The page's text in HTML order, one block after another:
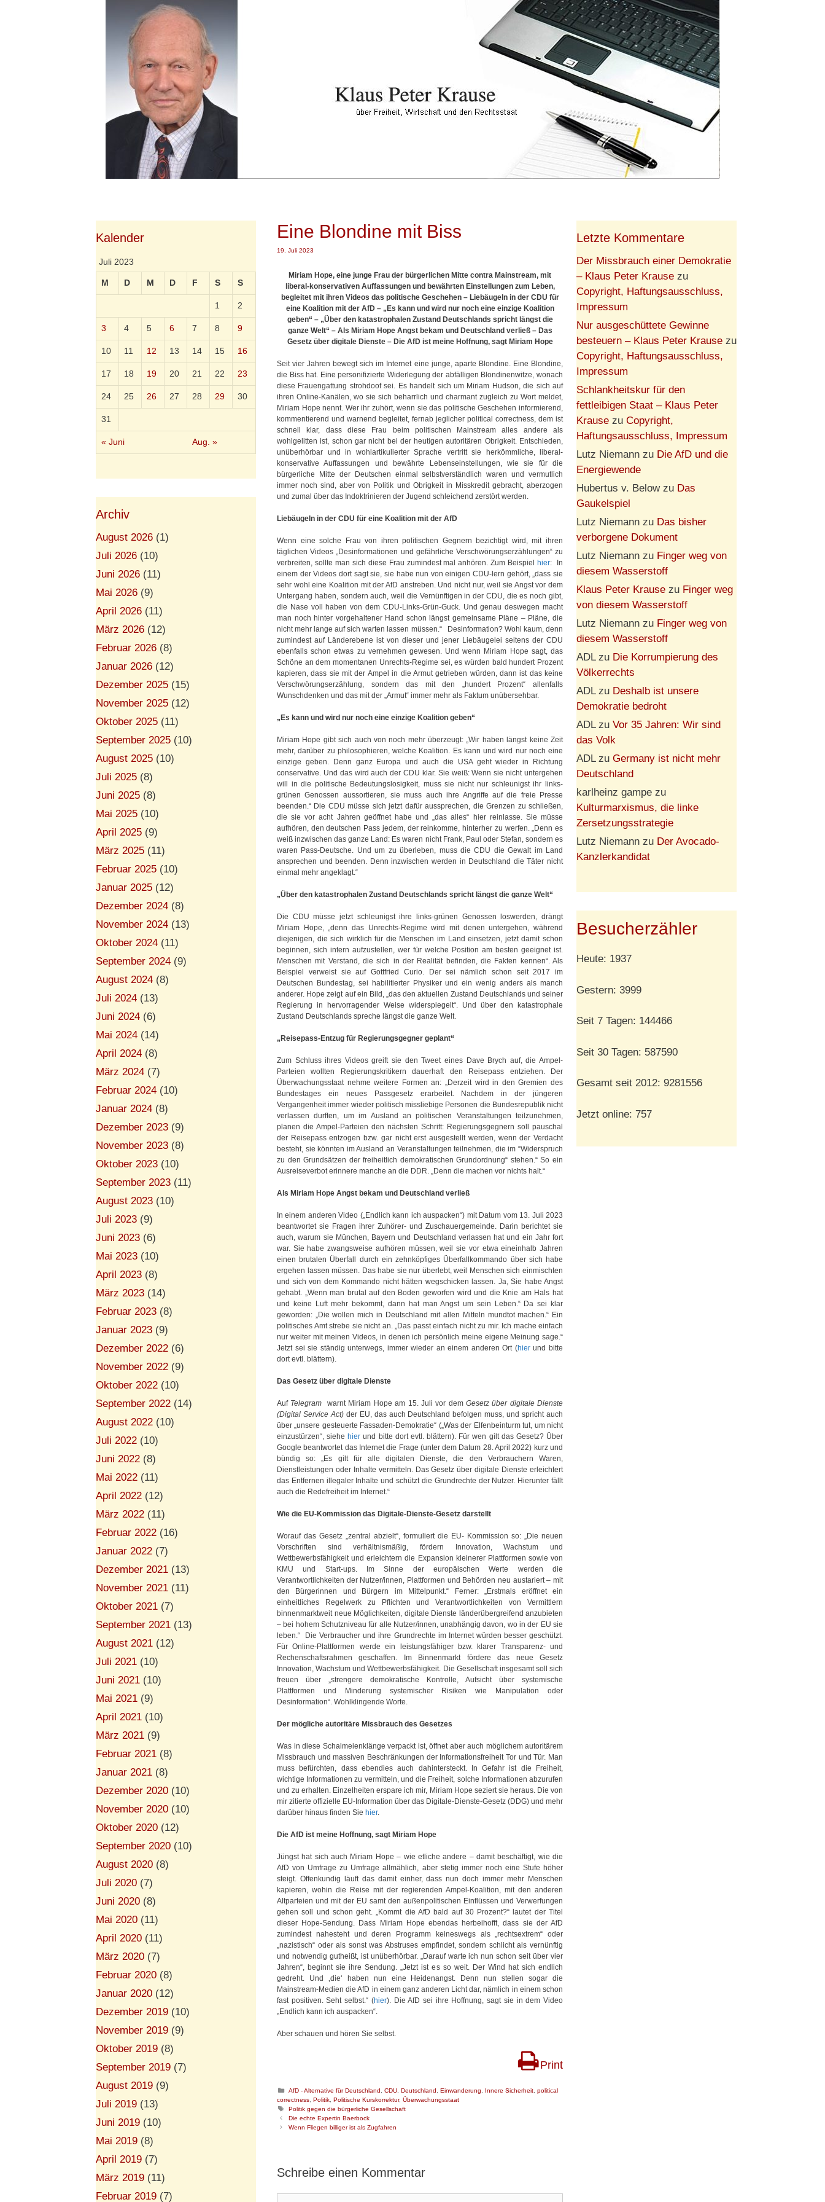
Eine Blondine mit Biss
19. Juli 2023
Miriam Hope, eine junge Frau der bürgerlichen Mitte contra Mainstream, mit
liberal-konservativen Auffassungen und bewährten Einstellungen zum Leben,
begleitet mit ihren Videos das politische Geschehen – Liebäugeln in der CDU für
eine Koalition mit der AfD – „Es kann und wird nur noch eine einzige Koalition
geben“ – „Über den katastrophalen Zustand Deutschlands spricht längst die
ganze Welt“ – Als Miriam Hope Angst bekam und Deutschland verließ – Das
Gesetz über digitale Dienste – Die AfD ist meine Hoffnung, sagt Miriam Hope
Seit vier Jahren bewegt sich im Internet eine junge, aparte Blondine. Eine Blondine,
die Biss hat. Eine personifizierte Widerlegung der abfälligen Blondinenwitze, wonach
diese Frauengattung strohdoof sei. Es handelt sich um Miriam Hudson, die sich auf
ihren Online-Kanälen, wo sie sich beharrlich und charmant zugleich zu Wort meldet,
Miriam Hope nennt. Wer ihr zuhört, wenn sie das politische Geschehen informierend,
kommentierend und warnend begleitet, fernab jeglicher political correctness, dem ist
schnell klar, dass diese Frau beim politischen Mainstream alles andere als
wohlgelitten ist, schon gar nicht bei der heutigen autoritären Obrigkeit. Entschieden,
unüberhörbar und in wohlartikulierter Sprache vertritt sie herkömmliche, liberal-
konservative Auffassungen und bewährte Lebenseinstellungen, wie sie für die
bürgerliche Mitte der Deutschen einmal selbstverständlich waren und vermutlich
immer noch sind, aber von Politik und Obrigkeit in Misskredit gebracht, aberzogen
und zumal über das Indoktrinieren der Jugend schleichend zerstört werden.
Liebäugeln in der CDU für eine Koalition mit der AfD
Wenn eine solche Frau von ihren politischen Gegnern bezichtigt wird, mit ihren
täglichen Videos „Desinformationen und gefährliche Verschwörungserzählungen“ zu
verbreiten, sollte man sich diese Frau zumindest mal anhören. Zum Beispiel
hier: In
einem der Videos dort sagt sie, sie habe nun von einigen CDU-lern gehört, „dass sie
sehr wohl eine Koalition mit der AfD anstreben. Und nicht nur, weil sie Angst vor dem
Untergang haben, sondern auch, weil die Vernünftigen in der CDU, die es noch gibt,
die Nase voll haben von dem CDU-Links-Grün-Guck. Und genau deswegen macht
man noch hinter vorgehaltener Hand schon längst gemeinsame Pläne – Pläne, die
nicht mehr lange auf sich warten lassen müssen.“ Desinformation? Wohl kaum, denn
zumindest auf Länderebene ist von dieser und jener Liebäugelei seitens der CDU
ebenfalls schon etwas zu vernehmen gewesen. Und wenn Miriam Hope sagt, das
Schöne an dem momentanen Unrechts-Regime sei, es würden bald hundert Prozent
kapieren, dass sie mit der Ampel in die Armut getrieben würden, dann ist das keine
Verschwörungserzählung, sondern das mit den „hundert Prozent“ allenfalls
Wunschdenken und das mit der „Armut“ immer mehr als Faktum unübersehbar.
„Es kann und wird nur noch eine einzige Koalition geben“
Miriam Hope gibt sich auch von noch mehr überzeugt: „Wir haben längst keine Zeit
mehr, darüber zu philosophieren, welche Koalition. Es kann und wird nur noch eine
einzige geben. Denn ganz Europa und auch die USA geht wieder in Richtung
conservative. Und das wird auch der CDU klar. Sie weiß: Wenn sie nicht untergehen
will in die politische Bedeutungslosigkeit, muss sie nicht nur schleunigst ihr links-
grünen Genossen aussortieren, sie muss auch ihre Angriffe auf die freie Presse
beenden.“ Die CDU müsse sich jetzt dafür aussprechen, die Grenzen zu schließen,
die sie vor acht Jahren geöffnet habe und „das alles“ hier reinlasse. Sie müsse
aufhören, den deutschen Pass jedem, der reinkomme, hinterher zu werfen. „Denn es
weiß inzwischen das ganze Land: Es waren nicht Frank, Paul oder Stefan, sondern es
waren Pass-Deutsche. Und um zu überleben, muss die CDU die Gewalt im Land
ansprechen und beenden. Denn inzwischen werden in Deutschland die Täter nicht
einmal mehr angeklagt.“
„Über den katastrophalen Zustand Deutschlands spricht längst die ganze Welt“
Die CDU müsse jetzt schleunigst ihre links-grünen Genossen loswerden, drängt
Miriam Hope, „denn das Unrechts-Regime wird mit denen untergehen, während
diejenigen, die sich wirklich für die Menschen im Land einsetzen, jetzt damit schon
beginnen, sich intern aufzustellen, wer für welche Position am besten geeignet ist.
Menschen mit Verstand, die sich in der Realität befinden, die Fakten kennen“. Als
Beispiel verweist sie auf Gottfried Curio. Der sei nämlich schon seit 2017 im
Deutschen Bundestag, sei habilitierter Physiker und ein wenig anders als manch
anderer. Hope zeigt auf ein Bild, „das den aktuellen Zustand Deutschlands und seiner
Regierung in hervorragender Weise widerspiegelt“. Und über den katastrophale
Zustand Deutschlands spreche längst die ganze Welt.
„Reisepass-Entzug für Regierungsgegner geplant“
Zum Schluss ihres Videos greift sie den Tweet eines Dave Brych auf, die Ampel-
Parteien wollten Regierungskritikern dauerhaft den Reisepass entziehen. Der
Überwachungsstaat nehme weitere Formen an: „Derzeit wird in den Gremien des
Bundestages ein neues Passgesetz erarbeitet. Nachdem in der jüngeren
Vergangenheit immer wieder politisch missliebige Personen die Bundesrepublik nicht
verlassen durften, um im Ausland an politischen Veranstaltungen teilzunehmen,
planen die Ampel-Parteien den nächsten Schritt: Regierungsgegnern soll pauschal
der Reisepass entzogen bzw. gar nicht erst ausgestellt werden, wenn der Verdacht
besteht, sie könnten im Ausland an Veranstaltungen teilnehmen, die im “Widerspruch
zu den Grundsätzen der freiheitlich demokratischen Grundordnung“ stehen.“ So ein
Ausreiseverbot erinnere manche an die DDR. „Denn die machen vor nichts halt.“
Als Miriam Hope Angst bekam und Deutschland verließ
In einem anderen Video („Endlich kann ich auspacken“) mit Datum vom 13. Juli 2023
beantwortet sie Fragen ihrer Zuhörer- und Zuschauergemeinde. Darin berichtet sie
auch, warum sie München, Bayern und Deutschland verlassen hat und ein Jahr fort
war. Sie habe zwangsweise aufhören müssen, weil sie vor etwa eineinhalb Jahren
einen brutalen Überfall durch ein zehnköpfiges Überfallkommando über sich habe
ergehen lassen müssen. Das habe sie nur überlebt, weil Menschen sich einmischten
und sich von dem Kommando nicht hätten wegschicken lassen. Ja, Sie habe Angst
gehabt. „Wenn man brutal auf den Boden geworfen wird und die Knie am Hals hat
und keine Luft mehr bekommt, dann hat man Angst um sein Leben.“ Da sei klar
geworden: „Die wollen mich in Deutschland mit allen Mitteln mundtot machen.“ Ein
politisches Amt strebe sie nicht an. „Das passt einfach nicht zu mir. Ich mache einfach
nur weiter mit meinen Videos, in denen ich persönlich meine eigene Meinung sage.“
Jetzt sei sie ständig unterwegs, immer wieder an einem anderen Ort (hierund bitte
dort evtl. blättern).
Das Gesetz über digitale Dienste
Auf Telegram warnt Miriam Hope am 15. Juli vor dem Gesetz über digitale Dienste
(Digital Service Act)der EU, das auch Deutschland befolgen muss, und spricht auch
über „unsere gesteuerte Fassaden-Demokratie“ („Was der Elfenbeinturm tut, um nicht
einzustürzen“, siehe hier und bitte dort evtl. blättern). Für wen gilt das Gesetz? Über
Google beantwortet das Internet die Frage (unter dem Datum 28. April 2022) kurz und
bündig so: „Es gilt für alle digitalen Dienste, die den Verbrauchern Waren,
Dienstleistungen oder Inhalte vermitteln. Das Gesetz über digitale Dienste erleichtert
das Entfernen illegaler Inhalte und schützt die Grundrechte der Nutzer. Hierunter fällt
auch die Redefreiheit im Internet.“
Wie die EU-Kommission das Digitale-Dienste-Gesetz darstellt
Worauf das Gesetz „zentral abzielt“, formuliert die EU- Kommission so: „Die neuen
Vorschriften sind verhältnismäßig, fördern Innovation, Wachstum und
Wettbewerbsfähigkeit und erleichtern die Expansion kleinerer Plattformen sowie von
KMU und Start-ups. Im Sinne der europäischen Werte werden die
Verantwortlichkeiten der Nutzer/innen, Plattformen und Behörden neu austariert – mit
den Bürgerinnen und Bürgern im Mittelpunkt.“ Ferner: „Erstmals eröffnet ein
einheitliches Regelwerk zu Pflichten und Verantwortlichkeiten von Vermittlern
binnenmarktweit neue Möglichkeiten, digitale Dienste länderübergreifend anzubieten
– bei hohem Schutzniveau für alle Nutzer/innen, unabhängig davon, wo in der EU sie
leben.“ Die Verbraucher und ihre Grundrechte im Internet würden besser geschützt.
Für Online-Plattformen werde ein leistungsfähiger bzw. klarer Transparenz- und
Rechenschaftsrahmen geschaffen. Im Binnenmarkt fördere das neue Gesetz
Innovation, Wachstum und Wettbewerbsfähigkeit. Die Gesellschaft insgesamt soll sich
freuen über „strengere demokratische Kontrolle, Aufsicht über systemische
Plattformen und Minderung systemischer Risiken wie Manipulation oder
Desinformation“. Wohlklingende Worte.
Der mögliche autoritäre Missbrauch des Gesetzes
Was in diese Schalmeienklänge verpackt ist, öffnet aber auch möglichem autoritärem
Missbrauch und massiven Beschränkungen der Informationsfreiheit Tor und Tür. Man
muss befürchten, dass ebendies auch dahintersteckt. In Gefahr ist die Freiheit,
wichtige Informationen zu vermitteln, und die Freiheit, solche Informationen abzurufen
und zu erhalten. Einzelheiten erspare ich mir, Miriam Hope seziert sie heraus. Die von
mir zitierte offizielle EU-Information über das Digitale-Dienste-Gesetz (DDG) und mehr
darüber hinaus finden Sie hier.
Die AfD ist meine Hoffnung, sagt Miriam Hope
Jüngst hat sich auch Miriam Hope – wie etliche andere – damit beschäftigt, wie die
AfD von Umfrage zu Umfrage allmählich, aber stetig immer noch eine Stufe höher
steigt. Offenkundig läuft das damit einher, dass nun doch immer mehr Menschen
kapieren, wohin die Reise mit der regierenden Ampel-Koalition, mit den anderen
Altparteien und mit der EU samt den außenpolitischen Einflüssen und Verwerfungen
gehen soll und schon geht. „Kommt die AfD bald auf 30 Prozent?“ lautet der Titel
dieser Hope-Sendung. Dass Miriam Hope ebendas herbeihofft, dass sie der AfD
zumindest nahesteht und deren Programm keineswegs als „rechtsextrem“ oder
„nazistisch“ oder als sonst was Abstruses empfindet, sondern schlicht als vernünftig
und notwendig gutheißt, ist unüberhörbar. „Darauf warte ich nun schon seit über vier
Jahren“, beginnt sie ihre Sendung. „Jetzt ist es so weit. Der Wind hat sich endlich
gedreht. Und ‚die‘ haben nun eine Heidenangst. Denn nun stellen sogar die
Mainstream-Medien die AfD in einem ganz anderen Licht dar, nämlich in einem schon
fast positiven. Seht selbst.“ (hier). Die AfD sei ihre Hoffnung, sagt sie in dem Video
„Endlich kann ich auspacken“.
Aber schauen und hören Sie selbst.
Print
K
a
t
e
g
n
AfD - Alternative für Deutschland ,CDU, Deutschland , Einwanderung, Innere Sicherheit,political
correctness, Politik, Politische Kurskorrektur, Überwachungsstaat
S
c
h
ö
t
Politik gegen die bürgerliche Gesellschaft
B
e
g
-
Die echte Expertin Baerbock
Wenn Fliegen billiger ist als Zugfahren
Schreibe einen Kommentar
Kalender
Juli 2023
M D M D F S S
« Juni Aug. »
1 2
3 4 5 6 7 8 9
10 11 12 13 14 15 16
17 18 19 20 21 22 23
24 25 26 27 28 29 30
31
Archiv
August 2026 (1)
Juli 2026 (10)
Juni 2026 (11)
Mai 2026 (9)
April 2026 (11)
März 2026 (12)
Februar 2026 (8)
Januar 2026 (12)
Dezember 2025 (15)
November 2025 (12)
Oktober 2025 (11)
September 2025 (10)
August 2025 (10)
Juli 2025 (8)
Juni 2025 (8)
Mai 2025 (10)
April 2025 (9)
März 2025 (11)
Februar 2025 (10)
Januar 2025 (12)
Dezember 2024 (8)
November 2024 (13)
Oktober 2024 (11)
September 2024 (9)
August 2024 (8)
Juli 2024 (13)
Juni 2024 (6)
Mai 2024 (14)
April 2024 (8)
März 2024 (7)
Februar 2024 (10)
Januar 2024 (8)
Dezember 2023 (9)
November 2023 (8)
Oktober 2023 (10)
September 2023 (11)
August 2023 (10)
Juli 2023 (9)
Juni 2023 (6)
Mai 2023 (10)
April 2023 (8)
März 2023 (14)
Februar 2023 (8)
Januar 2023 (9)
Dezember 2022 (6)
November 2022 (9)
Oktober 2022 (10)
September 2022 (14)
August 2022 (10)
Juli 2022 (10)
Juni 2022 (8)
Mai 2022 (11)
April 2022 (12)
März 2022 (11)
Februar 2022 (16)
Januar 2022 (7)
Dezember 2021 (13)
November 2021 (11)
Oktober 2021 (7)
September 2021 (13)
August 2021 (12)
Juli 2021 (10)
Juni 2021 (10)
Mai 2021 (9)
April 2021 (10)
März 2021 (9)
Februar 2021 (8)
Januar 2021 (8)
Dezember 2020 (10)
November 2020 (10)
Oktober 2020 (12)
September 2020 (10)
August 2020 (8)
Juli 2020 (7)
Juni 2020 (8)
Mai 2020 (11)
April 2020 (11)
März 2020 (7)
Februar 2020 (8)
Januar 2020 (12)
Dezember 2019 (10)
November 2019 (9)
Oktober 2019 (8)
September 2019 (7)
August 2019 (9)
Juli 2019 (13)
Juni 2019 (10)
Mai 2019 (8)
April 2019 (7)
März 2019 (11)
Februar 2019 (7)
Letzte Kommentare
Der Missbrauch einer Demokratie
– Klaus Peter Krause zu
Copyright, Haftungsausschluss,
Impressum
Nur ausgeschüttete Gewinne
besteuern – Klaus Peter Krause zu
Copyright, Haftungsausschluss,
Impressum
Schlankheitskur für den
fettleibigen Staat – Klaus Peter
Krause zu Copyright,
Haftungsausschluss, Impressum
Lutz Niemann zu Die AfD und die
Energiewende
Hubertus v. Belowzu Das
Gaukelspiel
Lutz Niemann zu Das bisher
verborgene Dokument
Lutz Niemann zu Finger weg von
diesem Wasserstoff
Klaus Peter Krause zu Finger weg
von diesem Wasserstoff
Lutz Niemann zu Finger weg von
diesem Wasserstoff
ADLzu Die Korrumpierung des
Völkerrechts
ADLzu Deshalb ist unsere
Demokratie bedroht
ADLzu Vor 35 Jahren: Wir sind
das Volk
ADLzu Germany ist nicht mehr
Deutschland
karlheinz gampe zu
Kulturmarxismus, die linke
Zersetzungsstrategie
Lutz Niemann zu Der Avocado-
Kanzlerkandidat
Besucherzähler
Heute: 1937
Gestern: 3999
Seit 7 Tagen: 144466
Seit 30 Tagen: 587590
Gesamt seit 2012: 9281556
Jetzt online: 757